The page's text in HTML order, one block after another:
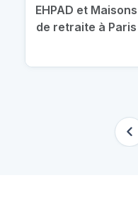
EHPAD et Maisons
de retraite à Paris